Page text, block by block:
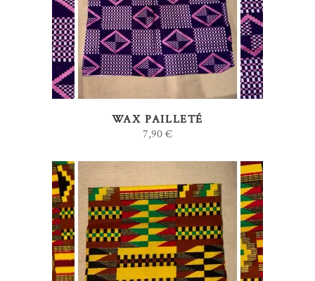
WAX PAILLETÉ
7,90€
AJOUTER AU PANIER